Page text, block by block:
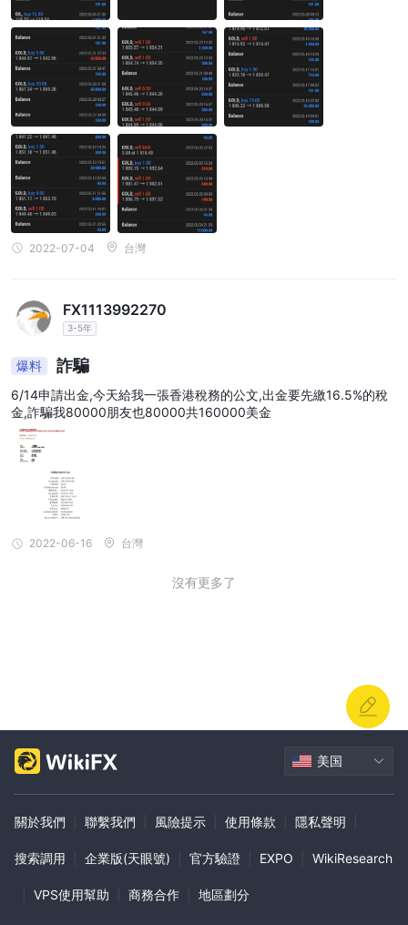
2022-07-04 台灣
FX1113992270
3-5年
爆料 詐騙
6/14申請出金,今天給我一張香港稅務的公文,出金要先繳16.5%的稅
金,詐騙我80000朋友也80000共160000美金
2022-06-16 台灣
沒有更多了
美国
關於我們 聯繫我們 風險提示 使用條款 隱私聲明
搜索調用 企業版(天眼號) 官方驗證 EXPO WikiResearch
VPS使用幫助 商務合作 地區劃分